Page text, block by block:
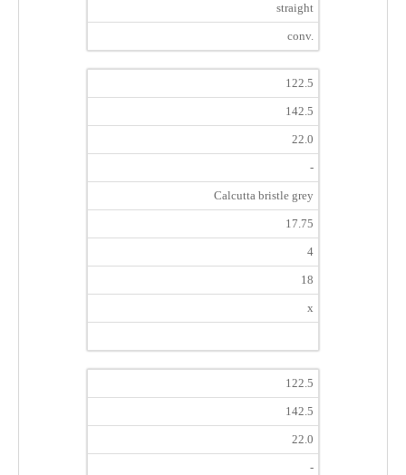
straight
conv.
122.5
142.5
22.0
-
Calcutta bristle grey
17.75
4
18
x
122.5
142.5
22.0
-